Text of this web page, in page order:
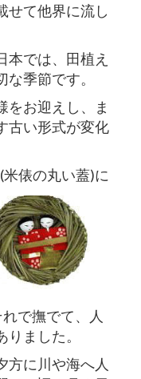
せて他界に流し
本では、田植え
季節です。
をお迎えし、ま
古い形式が変化
俵の丸い蓋)に
で撫でて、人
ました。
方に川や海へ人